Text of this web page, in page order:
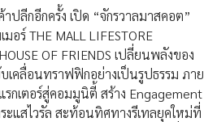
าปลีกอีกครั้ง เปิด “จักรวาลมาสคอต”
ร์ THE MALL LIFESTORE
OF FRIENDS เปลี่ยนพลังของ
คลื่อนทราฟฟิกอย่างเป็นรูปธรรม ภาย
กเตอร์สู่คอมมูนิตี้ สร้าง Engagement
ะแสไวรัล สะท้อนทิศทางรีเทลยุคใหม่ที่